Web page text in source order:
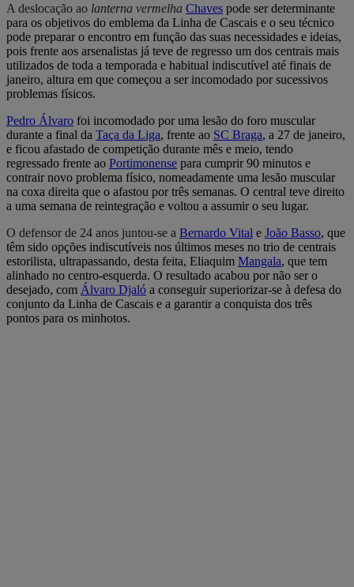
A deslocação ao lanterna vermelha Chaves pode ser determinante
para os objetivos do emblema da Linha de Cascais e o seu técnico
pode preparar o encontro em função das suas necessidades e ideias,
pois frente aos arsenalistas já teve de regresso um dos centrais mais
utilizados de toda a temporada e habitual indiscutível até finais de
janeiro, altura em que começou a ser incomodado por sucessivos
problemas físicos.
Pedro Álvaro foi incomodado por uma lesão do foro muscular
durante a final da Taça da Liga, frente ao SC Braga, a 27 de janeiro,
e ficou afastado de competição durante mês e meio, tendo
regressado frente ao Portimonense para cumprir 90 minutos e
contrair novo problema físico, nomeadamente uma lesão muscular
na coxa direita que o afastou por três semanas. O central teve direito
a uma semana de reintegração e voltou a assumir o seu lugar.
O defensor de 24 anos juntou-se a Bernardo Vital e João Basso, que
têm sido opções indiscutíveis nos últimos meses no trio de centrais
estorilista, ultrapassando, desta feita, Eliaquim Mangala, que tem
alinhado no centro-esquerda. O resultado acabou por não ser o
desejado, com Álvaro Djaló a conseguir superiorizar-se à defesa do
conjunto da Linha de Cascais e a garantir a conquista dos três
pontos para os minhotos.